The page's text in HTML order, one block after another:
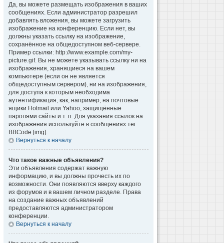
Да, вы можете размещать изображения в ваших
сообщениях. Если администратор разрешил
добавлять вложения, вы можете загрузить
изображение на конференцию. Если нет, вы
должны указать ссылку на изображение,
сохранённое на общедоступном веб-сервере.
Пример ссылки: http://www.example.com/my-
picture.gif. Вы не можете указывать ссылку ни на
изображения, хранящиеся на вашем
компьютере (если он не является
общедоступным сервером), ни на изображения,
для доступа к которым необходима
аутентификация, как, например, на почтовые
ящики Hotmail или Yahoo, защищённые
паролями сайты и т. п. Для указания ссылок на
изображения используйте в сообщениях тег
BBCode [img].
Вернуться к началу
Что такое важные объявления?
Эти объявления содержат важную
информацию, и вы должны прочесть их по
возможности. Они появляются вверху каждого
из форумов и в вашем личном разделе. Права
на создание важных объявлений
предоставляются администратором
конференции.
Вернуться к началу